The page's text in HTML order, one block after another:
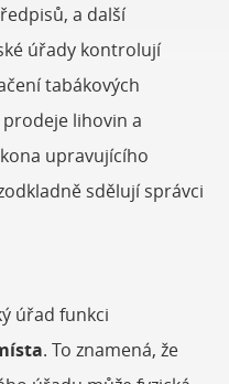
a další
úřady kontrolují
tabákových
lihovin a
upravujícího
sdělují správci
úřad funkci
. To znamená, že